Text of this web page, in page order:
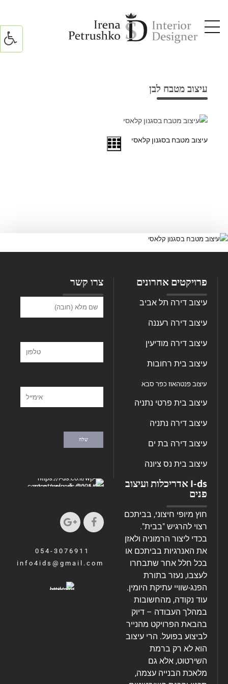
עיצוב מטבח לבן
עיצוב מטבח בסגנון קלאסי
פרויקטים אחרונים
עיצוב דירה תל אביב
עיצוב דירה רעננה
עיצוב דירה מודיעין
עיצוב בית רחובות
עיצוב פנטהאוז כפר סבא
עיצוב בית פרטי נתניה
עיצוב דירה נתניה
עיצוב דירה בת ים
עיצוב בית נס ציונה
צרו קשר
I-ds אדריכלות ועיצוב
פנים
חוץ מיופי חיצוני, בביתכם
רצוי להרגיש "בבית".
בכדי ליצור הרמוניה ולאזן
את האנרגיות בביתכם או
בכל חלל אחר שתבחרו
לעצבו, נעזר בתורת
הפנג-שוויי עתיקת היומין.
עוד נקודה, מהחשובות
במהלך העבודה – דיוק
בהבאת הפרויקט מהנייר
לביצוע בפועל. הרי עיצוב
הוא לא רק ברמת
השירטוט, אלא גם
מלאכת הבנייה עצמה,
054-3076911
info4ids@gmail.com